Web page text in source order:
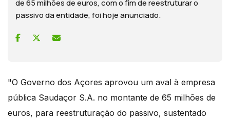
de 65 milhões de euros, com o fim de reestruturar o
passivo da entidade, foi hoje anunciado.
"O Governo dos Açores aprovou um aval à empresa
pública Saudaçor S.A. no montante de 65 milhões de
euros, para reestruturação do passivo, sustentado